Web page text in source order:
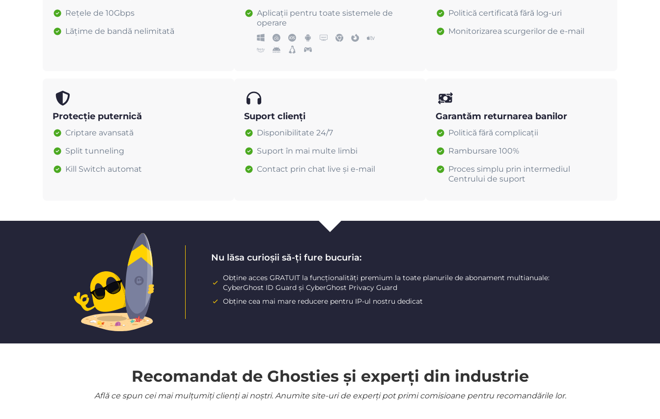
Rețele de 10Gbps
Lățime de bandă nelimitată
Aplicații pentru toate sistemele de
operare
Politică certificată fără log-uri
Monitorizarea scurgerilor de e-mail
Protecție puternică
Criptare avansată
Split tunneling
Kill Switch automat
Suport clienți
Disponibilitate 24/7
Suport în mai multe limbi
Contact prin chat live și e-mail
Garantăm returnarea banilor
Politică fără complicații
Rambursare 100%
Proces simplu prin intermediul
Centrului de suport
Nu lăsa curioșii să-ți fure bucuria:
Obține acces GRATUIT la funcționalități premium la toate planurile de abonament multianuale:
CyberGhost ID Guard și CyberGhost Privacy Guard
Obține cea mai mare reducere pentru IP-ul nostru dedicat
Recomandat de Ghosties și experți din industrie
Află ce spun cei mai mulțumiți clienți ai noștri. Anumite site-uri de experți pot primi comisioane pentru recomandările lor.